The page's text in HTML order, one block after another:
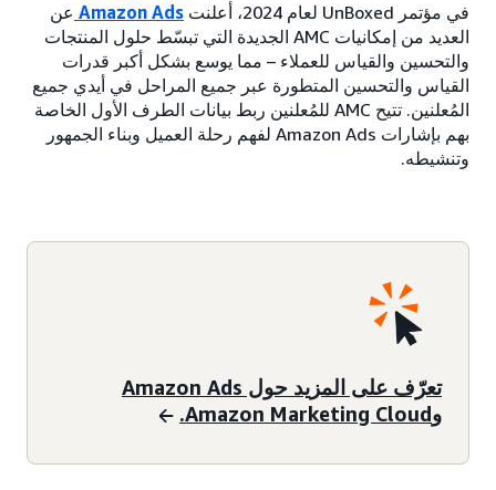
في مؤتمر UnBoxed لعام 2024، أعلنت Amazon Ads عن
العديد من إمكانيات AMC الجديدة التي تبسّط حلول المنتجات
والتحسين والقياس للعملاء – مما يوسع بشكل أكبر قدرات
القياس والتحسين المتطورة عبر جميع المراحل في أيدي جميع
المُعلنين. تتيح AMC للمُعلنين ربط بيانات الطرف الأول الخاصة
بهم بإشارات Amazon Ads لفهم رحلة العميل وبناء الجمهور
وتنشيطه.
تعرّف على المزيد حول Amazon Ads
وAmazon Marketing Cloud.